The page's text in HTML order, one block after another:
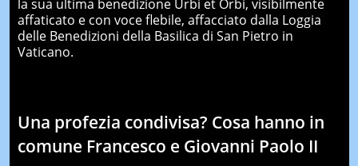
la sua ultima benedizione Urbi et Orbi, visibilmente
affaticato e con voce flebile, affacciato dalla Loggia
delle Benedizioni della Basilica di San Pietro in
Vaticano.
Una profezia condivisa? Cosa hanno in
comune Francesco e Giovanni Paolo II